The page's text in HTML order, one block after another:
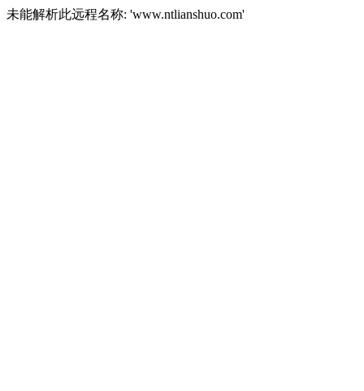
未能解析此远程名称: 'www.ntlianshuo.com'